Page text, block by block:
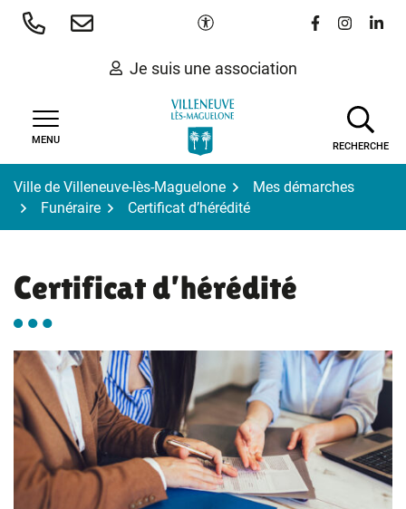
Aller
Paramètres d'accessibilité
Lien vers le
Lien vers
Lien
Je suis une association
MENU
RECHERCHE
Ville de Villeneuve-lès-Maguelone
Mes démarches
Funéraire
Certificat d’hérédité
Certificat d’hérédité